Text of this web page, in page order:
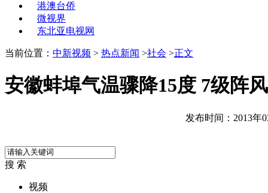
港澳台侨
微视界
东北亚电视网
当前位置： 中新视频 > 热点新闻 >社会 >正文
安徽蚌埠气温骤降15度 7级阵
发布时间：2013年
搜 索
视频